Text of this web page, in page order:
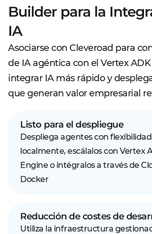
Builder para la
IA
Asociarse con Cleveroad para
de IA agéntica con el Vertex
integrar IA más rápido y
que generan valor empresarial
Listo para el despliegue
Despliega agentes con
localmente, escálalos con Vertex
Engine o intégralos a través de
Docker
Reducción de costes de
Utiliza la infraestructura